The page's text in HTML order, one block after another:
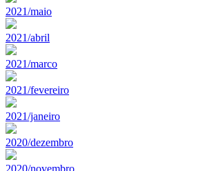
2021/maio
2021/abril
2021/marco
2021/fevereiro
2021/janeiro
2020/dezembro
2020/novembro